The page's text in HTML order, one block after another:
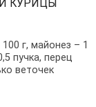
КУРИЦЫ
г, майонез – 1
пучка, перец
веточек